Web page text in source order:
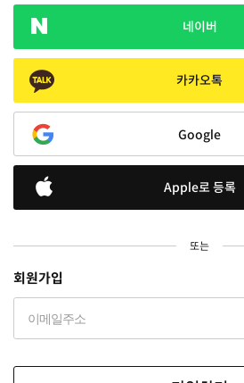
네이버
카카오톡
Google
Apple로 등록
또는
회원가입